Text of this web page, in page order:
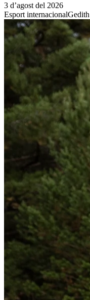
3 d’agost del 2026
Esport internacional